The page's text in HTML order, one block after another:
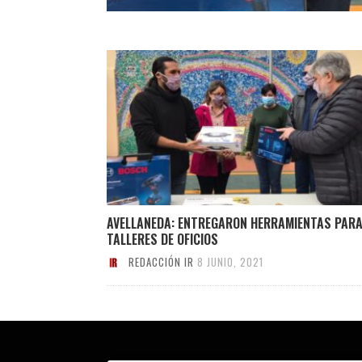
AVELLANEDA: ENTREGARON HERRAMIENTAS PARA
TALLERES DE OFICIOS
REDACCIÓN IR 8 JUNIO, 2021